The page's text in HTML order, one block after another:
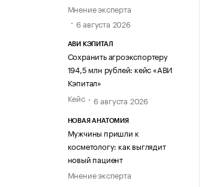
Мнение эксперта
6 августа 2026
АВИ КЭПИТАЛ
Сохранить агроэкспортеру
194,5 млн рублей: кейс «АВИ
Кэпитал»
Кейс
6 августа 2026
НОВАЯ АНАТОМИЯ
Мужчины пришли к
косметологу: как выглядит
новый пациент
Мнение эксперта